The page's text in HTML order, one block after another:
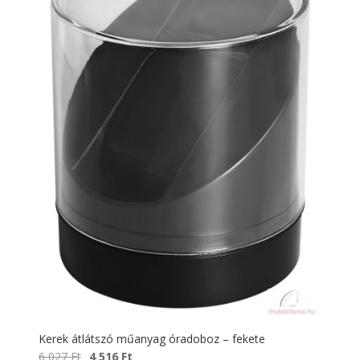
Kerek átlátszó műanyag óradoboz – fekete
6 027Ft Original
4 516 Ft